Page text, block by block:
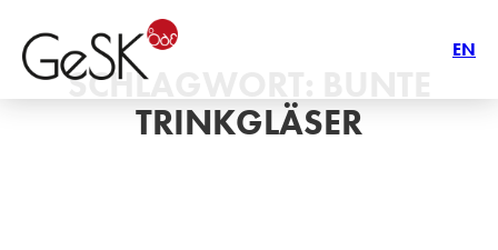
EN
SCHLAGWORT:
TRINKGLÄSER